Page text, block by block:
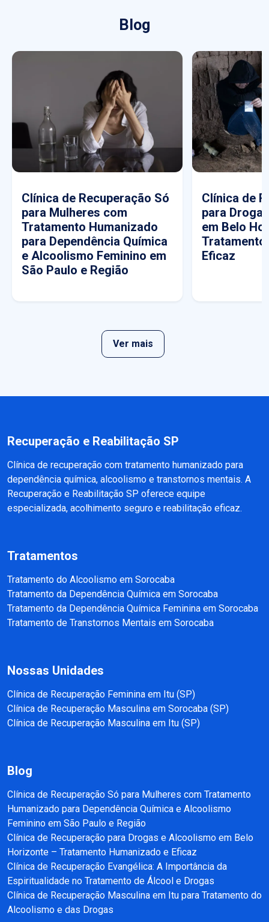
Blog
Clínica de Recuperação Só
para Mulheres com
Tratamento Humanizado
para Dependência Química
e Alcoolismo Feminino em
São Paulo e Região
Clínica de
para
em Belo
Tratamento
Eficaz
Ver mais
Recuperação e Reabilitação SP
Clínica de recuperação com tratamento humanizado para
dependência química, alcoolismo e transtornos mentais. A
Recuperação e Reabilitação SP oferece equipe
especializada, acolhimento seguro e reabilitação eficaz.
Tratamentos
Tratamento do Alcoolismo em Sorocaba
Tratamento da Dependência Química em Sorocaba
Tratamento da Dependência Química Feminina em Sorocaba
Tratamento de Transtornos Mentais em Sorocaba
Nossas Unidades
Clínica de Recuperação Feminina em Itu (SP)
Clínica de Recuperação Masculina em Sorocaba (SP)
Clínica de Recuperação Masculina em Itu (SP)
Blog
Clínica de Recuperação Só para Mulheres com Tratamento
Humanizado para Dependência Química e Alcoolismo
Feminino em São Paulo e Região
Clínica de Recuperação para Drogas e Alcoolismo em Belo
Horizonte – Tratamento Humanizado e Eficaz
Clínica de Recuperação Evangélica: A Importância da
Espiritualidade no Tratamento de Álcool e Drogas
Clínica de Recuperação Masculina em Itu para Tratamento do
Alcoolismo e das Drogas